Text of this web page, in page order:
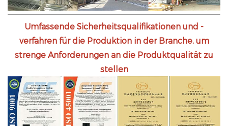
Umfassende Sicherheitsqualifikationen und -
verfahren für die Produktion in der Branche, um
strenge Anforderungen an die Produktqualität zu
stellen